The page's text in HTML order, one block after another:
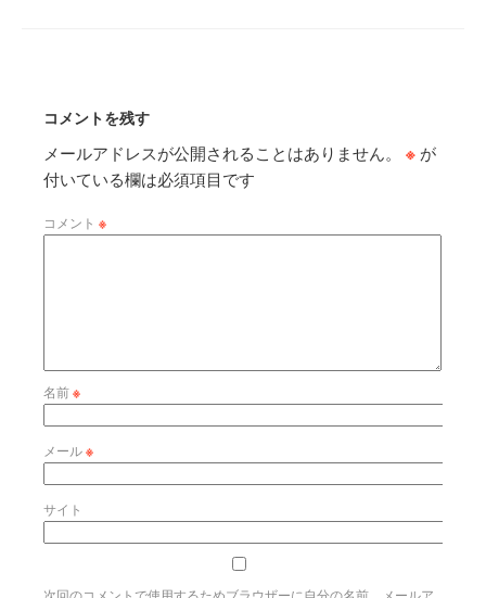
コメントを残す
メールアドレスが公開されることはありません。 ※ が
付いている欄は必須項目です
コメント ※
名前※
メール※
サイト
次回のコメントで使用するためブラウザーに自分の名前、メールア